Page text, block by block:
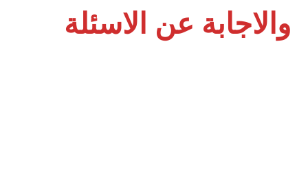
والاجابة عن الاسئلة